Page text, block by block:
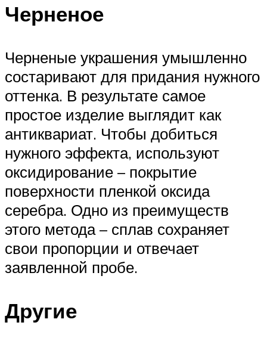
Черненое
Черненые украшения умышленно
состаривают для придания нужного
оттенка. В результате самое
простое изделие выглядит как
антиквариат. Чтобы добиться
нужного эффекта, используют
оксидирование – покрытие
поверхности пленкой оксида
серебра. Одно из преимуществ
этого метода – сплав сохраняет
свои пропорции и отвечает
заявленной пробе.
Другие